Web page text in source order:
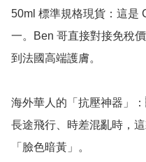
50ml 標準規格現貨：這是
一。Ben 哥直接對接免稅
到法國高端護膚。
海外華人的「抗壓神器
長途飛行、時差混亂時，
「臉色暗黃」。